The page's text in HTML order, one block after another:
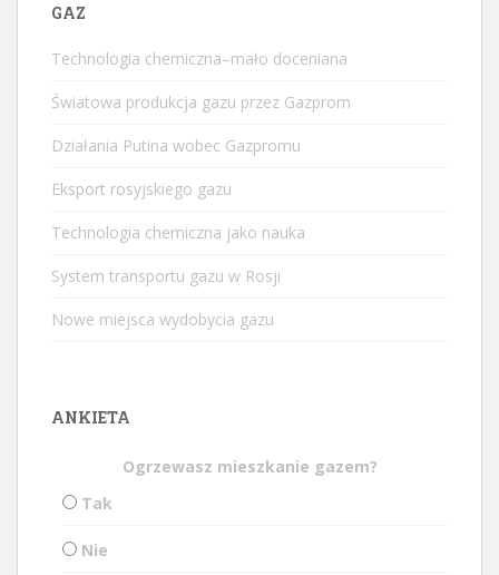
GAZ
Technologia chemiczna–mało doceniana
Światowa produkcja gazu przez Gazprom
Działania Putina wobec Gazpromu
Eksport rosyjskiego gazu
Technologia chemiczna jako nauka
System transportu gazu w Rosji
Nowe miejsca wydobycia gazu
ANKIETA
Ogrzewasz mieszkanie gazem?
Tak
Nie